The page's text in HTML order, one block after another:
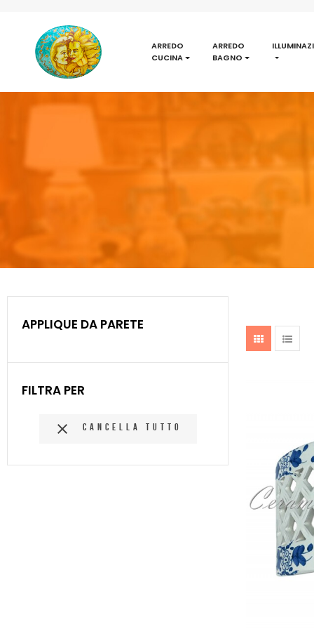
ARREDO
CUCINA
ARREDO
BAGNO
APPLIQUE DA PARETE
FILTRA PER
 CANCELLA TUTTO